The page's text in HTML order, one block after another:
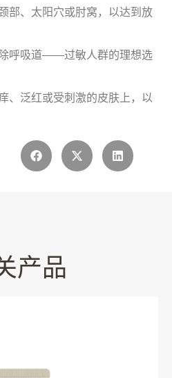
部、太阳穴或肘窝，以达到放
呼吸道——过敏人群的理想选
、泛红或受刺激的皮肤上，以
产品